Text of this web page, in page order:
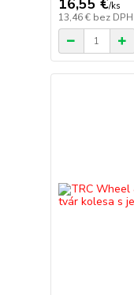
16,55 €/ks
13,46 € bez DPH